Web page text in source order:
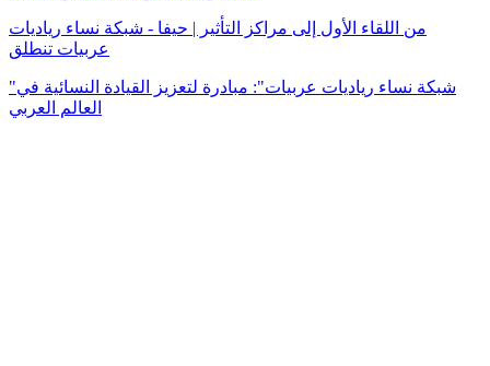
من اللقاء الأول إلى مراكز التأثير | حيفا - شبكة نساء رياديات
عربيات تنطلق
"شبكة نساء رياديات عربيات": مبادرة لتعزيز القيادة النسائية في
العالم العربي